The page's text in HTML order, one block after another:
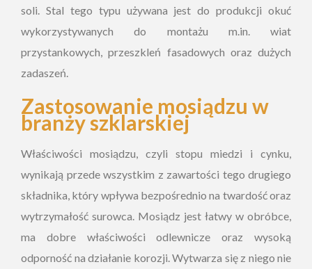
soli. Stal tego typu używana jest do produkcji okuć
wykorzystywanych do montażu m.in. wiat
przystankowych, przeszkleń fasadowych oraz dużych
zadaszeń.
Zastosowanie mosiądzu w
branży szklarskiej
Właściwości mosiądzu, czyli stopu miedzi i cynku,
wynikają przede wszystkim z zawartości tego drugiego
składnika, który wpływa bezpośrednio na twardość oraz
wytrzymałość surowca. Mosiądz jest łatwy w obróbce,
ma dobre właściwości odlewnicze oraz wysoką
odporność na działanie korozji. Wytwarza się z niego nie